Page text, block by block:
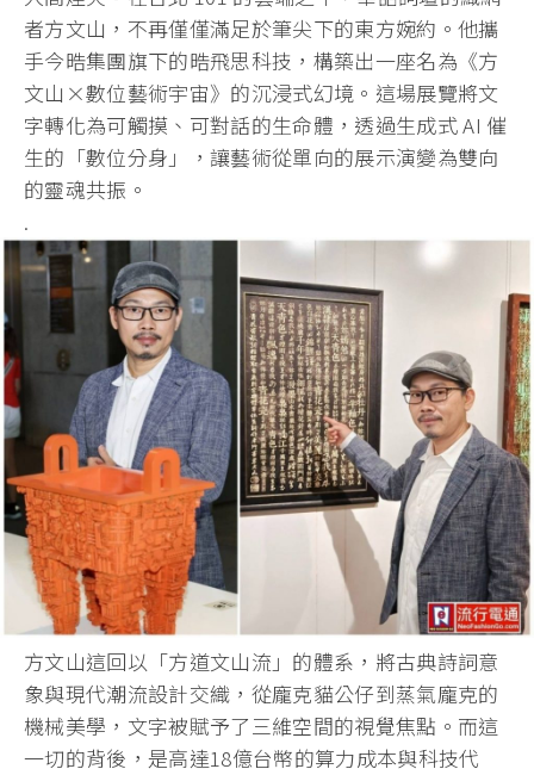
者方文山，不再僅僅滿足於筆尖下的東方婉約。他攜
手今晧集團旗下的晧飛思科技，構築出一座名為《方
文山×數位藝術宇宙》的沉浸式幻境。這場展覽將文
字轉化為可觸摸、可對話的生命體，透過生成式 AI 催
生的「數位分身」，讓藝術從單向的展示演變為雙向
的靈魂共振。
.
方文山這回以「方道文山流」的體系，將古典詩詞意
象與現代潮流設計交織，從龐克貓公仔到蒸氣龐克的
機械美學，文字被賦予了三維空間的視覺焦點。而這
一切的背後，是高達18億台幣的算力成本與科技代